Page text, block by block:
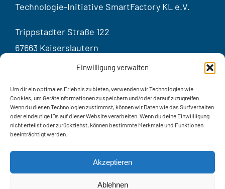
Einwilligung verwalten
Um dir ein optimales Erlebnis zu bieten, verwenden wir Technologien wie
Cookies, um Geräteinformationen zu speichern und/oder darauf zuzugreifen.
Wenn du diesen Technologien zustimmst, können wir Daten wie das Surfverhalten
oder eindeutige IDs auf dieser Website verarbeiten. Wenn du deine Einwillligung
nicht erteilst oder zurückziehst, können bestimmte Merkmale und Funktionen
beeinträchtigt werden.
Akzeptieren
Ablehnen
Technologie-Initiative SmartFactory KL e.V.
Trippstadter Straße 122
67663 Kaiserslautern
Kontakt
Telefon:+49 631 20575 – 3401
E-Mail: info@smartfactory.de
Kontaktformular